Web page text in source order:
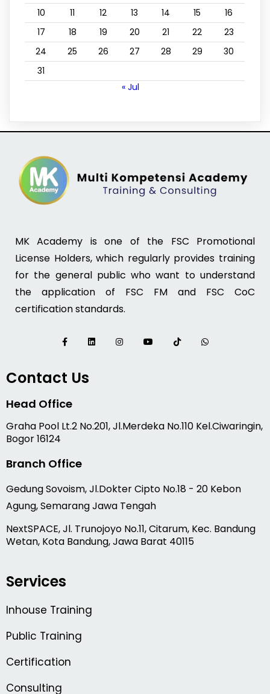
10
11 12 13 14 15
16
17
18 19 20 21 22
23
24
25 26 27 28 29
30
31
« Jul
MK Academy is one of the FSC Promotional
License Holders, which regularly provides training
for the general public who want to understand
the application of FSC FM and FSC CoC
certification standards.
Contact Us
Head Office
Graha Pool Lt.2 No.201, Jl.Merdeka No.110 Kel.Ciwaringin,
Bogor 16124
Branch Office
Gedung Sovoism, Jl.Dokter Cipto No.18 - 20 Kebon
Agung, Semarang Jawa Tengah
NextSPACE, Jl. Trunojoyo No.11, Citarum, Kec. Bandung
Wetan, Kota Bandung, Jawa Barat 40115
Services
Inhouse Training
Public Training
Certification
Consulting